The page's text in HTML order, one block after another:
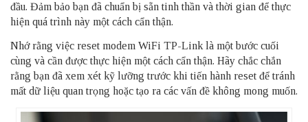
đầu. Đảm bảo bạn đã chuẩn bị sẵn tinh thần và thời gian để thực
hiện quá trình này một cách cẩn thận.
Nhớ rằng việc reset modem WiFi TP-Link là một bước cuối
cùng và cần được thực hiện một cách cẩn thận. Hãy chắc chắn
rằng bạn đã xem xét kỹ lưỡng trước khi tiến hành reset để tránh
mất dữ liệu quan trọng hoặc tạo ra các vấn đề không mong muốn.